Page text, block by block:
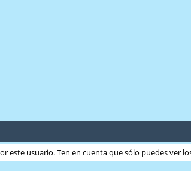
este usuario. Ten en cuenta que sólo puedes ver